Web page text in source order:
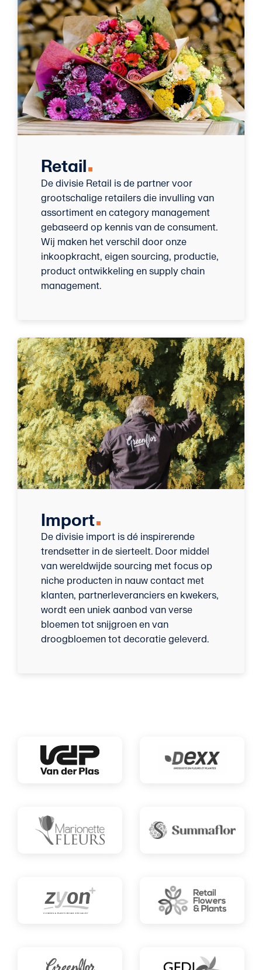
Retail
De divisie Retail is de partner voor
grootschalige retailers die invulling van
assortiment en category management
gebaseerd op kennis van de consument.
Wij maken het verschil door onze
inkoopkracht, eigen sourcing, productie,
product ontwikkeling en supply chain
management.
Import
De divisie import is dé inspirerende
trendsetter in de sierteelt. Door middel
van wereldwijde sourcing met focus op
niche producten in nauw contact met
klanten, partnerleveranciers en kwekers,
wordt een uniek aanbod van verse
bloemen tot snijgroen en van
droogbloemen tot decoratie geleverd.